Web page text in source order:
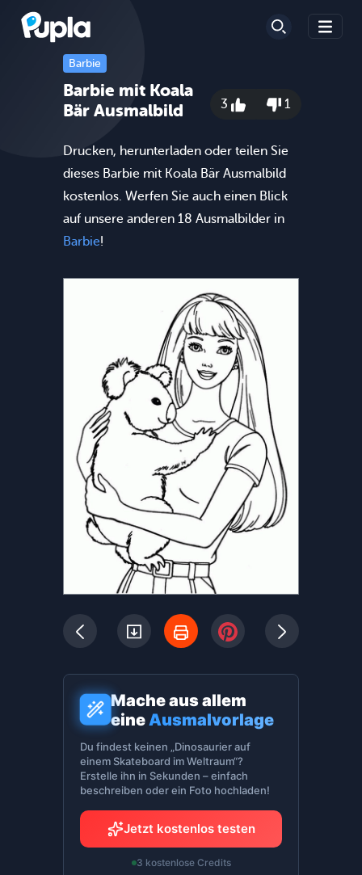
Barbie
Barbie mit Koala
Bär Ausmalbild
3 1
Drucken, herunterladen oder teilen Sie
dieses Barbie mit Koala Bär Ausmalbild
kostenlos. Werfen Sie auch einen Blick
auf unsere anderen 18 Ausmalbilder in
Barbie!
Mache aus allem
eineAusmalvorlage
Du findest keinen „Dinosaurier auf
einem Skateboard im Weltraum“?
Erstelle ihn in Sekunden – einfach
beschreiben oder ein Foto hochladen!
Jetzt kostenlos testen
3 kostenlose Credits